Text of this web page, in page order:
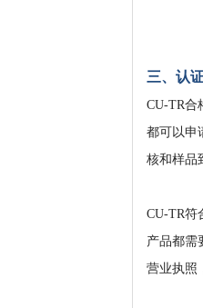
三、认
CU-TR合
都可以申
核和样品
CU-TR符
产品都需
营业执照